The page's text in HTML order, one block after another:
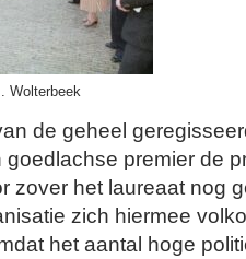
Wolterbeek
de geheel
premier de
zover het laureaat nog
zich hiermee
het aantal hoge